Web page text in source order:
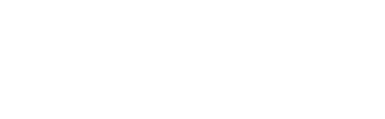
대부분의 경우 김밥을 준비해 드리지만 당일 현지 사정에 따라 샌드위치로